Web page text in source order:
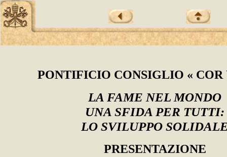
PONTIFICIO CONSIGLIO « COR
LA FAME NEL MONDO
UNA SFIDA PER TUTTI:
LO SVILUPPO
PRESENTAZIONE